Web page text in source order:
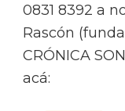
0831 8392 a
Rascón
CRÓNICA
acá: